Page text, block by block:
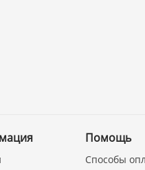
Помощь
Способы